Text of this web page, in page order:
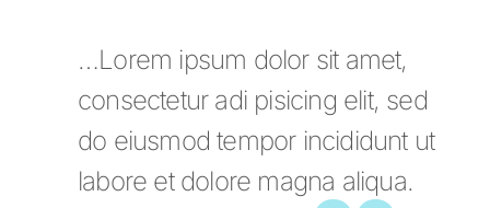
…Lorem ipsum dolor sit amet,
consectetur adi pisicing elit, sed
do eiusmod tempor incididunt ut
labore et dolore magna aliqua.